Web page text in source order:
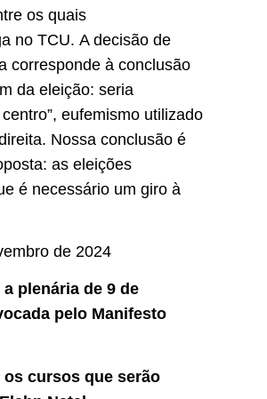
os quais
no TCU. A decisão de
corresponde à conclusão
da eleição: seria
centro”, eufemismo utilizado
Nossa conclusão é
a: as eleições
é necessário um giro à
de 2024
plenária de 9 de
pelo Manifesto
cursos que serão